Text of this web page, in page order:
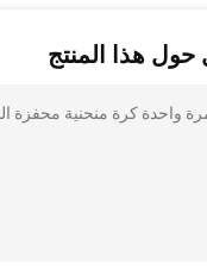
حول هذا المنتج
مرة واحدة كرة